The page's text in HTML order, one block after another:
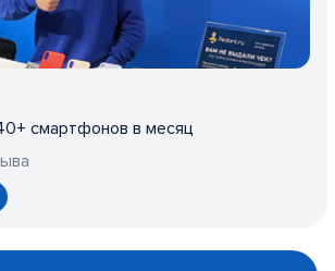
смартфонов в месяц